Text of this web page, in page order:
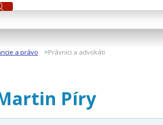
a právo Právnici a advokáti
Píry